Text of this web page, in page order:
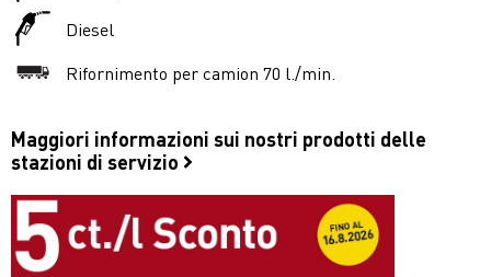
Diesel
Rifornimento per camion 70 l./min.
Maggiori informazioni sui nostri prodotti delle
stazioni di servizio